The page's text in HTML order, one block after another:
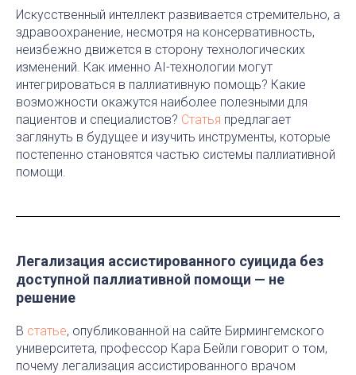
Искусственный интеллект развивается стремительно, а
здравоохранение, несмотря на консервативность,
неизбежно движется в сторону технологических
изменений. Как именно AI-технологии могут
интегрироваться в паллиативную помощь? Какие
возможности окажутся наиболее полезными для
пациентов и специалистов? Статья предлагает
заглянуть в будущее и изучить инструменты, которые
постепенно становятся частью системы паллиативной
помощи.
Легализация ассистированного суицида без
доступной паллиативной помощи — не
решение
В статье, опубликованной на сайте Бирмингемского
университета, профессор Кара Бейли говорит о том,
почему легализация ассистированного врачом